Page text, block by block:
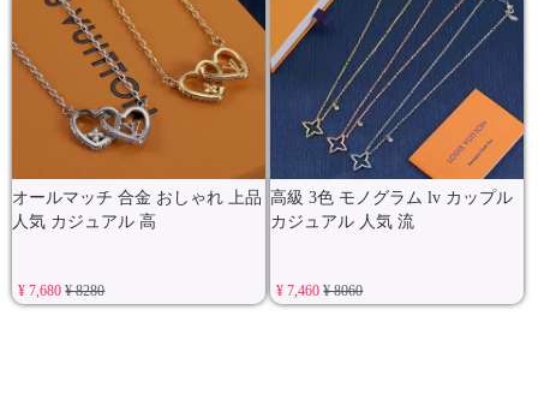
オールマッチ 合金 おしゃれ 上品
人気 カジュアル 高
¥ 7,680¥ 8280
高級 3色 モノグラム lv カップル
カジュアル 人気 流
¥ 7,460¥ 8060